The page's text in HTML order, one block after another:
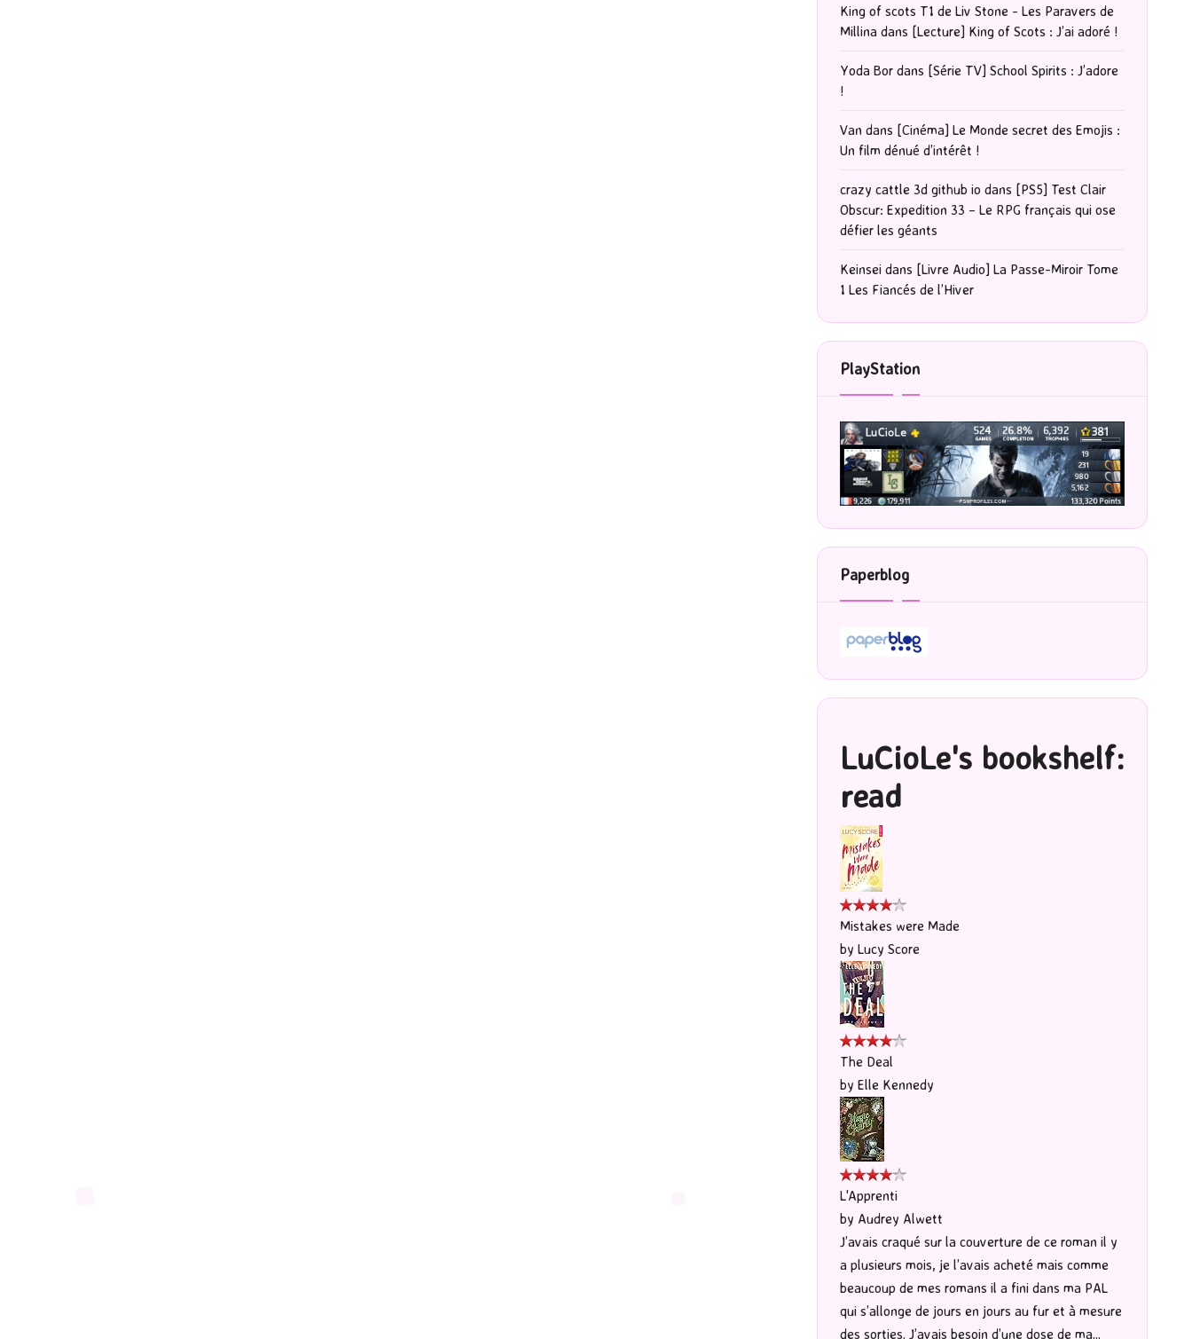
King of scots T1 de Liv Stone - Les Paravers de
Millinadans [Lecture] King of Scots : J’ai adoré !
Yoda Bordans [Série TV] School Spirits : J’adore
!
Van dans [Cinéma] Le Monde secret des Emojis :
Un film dénué d’intérêt !
crazy cattle 3d github io dans [PS5] Test Clair
Obscur: Expedition 33 – Le RPG français qui ose
défier les géants
Keinseidans [Livre Audio] La Passe-Miroir Tome
1 Les Fiancés de l’Hiver
PlayStation
Paperblog
LuCioLe's bookshelf:
read
Mistakes were Made
by Lucy Score
The Deal
by Elle Kennedy
L'Apprenti
by Audrey Alwett
J’avais craqué sur la couverture de ce roman il y
a plusieurs mois, je l’avais acheté mais comme
beaucoup de mes romans il a fini dans ma PAL
qui s’allonge de jours en jours au fur et à mesure
des sorties. J’avais besoin d’une dose de ma...